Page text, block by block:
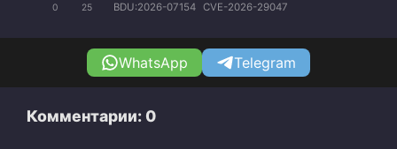
0 25 BDU:2026-07154 CVE-2026-29047
WhatsApp Telegram
Комментарии: 0